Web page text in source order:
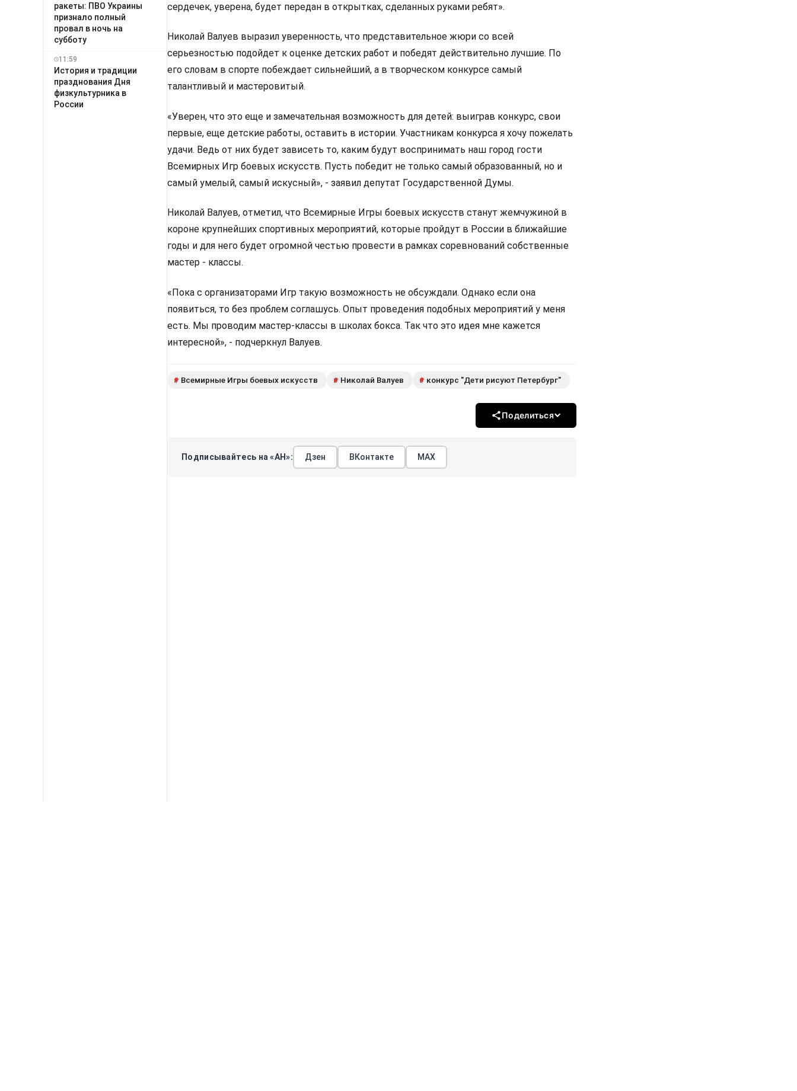
ракеты: ПВО Украины
признало полный
провал в ночь на
субботу
11:59
История и традиции
празднования Дня
физкультурника в
России
сердечек, уверена, будет передан в открытках, сделанных руками ребят».
Николай Валуев выразил уверенность, что представительное жюри со всей
серьезностью подойдет к оценке детских работ и победят действительно лучшие. По
его словам в спорте побеждает сильнейший, а в творческом конкурсе самый
талантливый и мастеровитый.
«Уверен, что это еще и замечательная возможность для детей: выиграв конкурс, свои
первые, еще детские работы, оставить в истории. Участникам конкурса я хочу пожелать
удачи. Ведь от них будет зависеть то, каким будут воспринимать наш город гости
Всемирных Игр боевых искусств. Пусть победит не только самый образованный, но и
самый умелый, самый искусный», - заявил депутат Государственной Думы.
Николай Валуев, отметил, что Всемирные Игры боевых искусств станут жемчужиной в
короне крупнейших спортивных мероприятий, которые пройдут в России в ближайшие
годы и для него будет огромной честью провести в рамках соревнований собственные
мастер - классы.
«Пока с организаторами Игр такую возможность не обсуждали. Однако если она
появиться, то без проблем соглашусь. Опыт проведения подобных мероприятий у меня
есть. Мы проводим мастер-классы в школах бокса. Так что это идея мне кажется
интересной», - подчеркнул Валуев.
# Всемирные Игры боевых искусств # Николай Валуев # конкурс "Дети рисуют Петербург"
Поделиться
Подписывайтесь на «АН»: Дзен ВКонтакте МАХ